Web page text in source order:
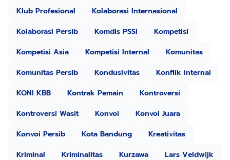
Klub Profesional
Kolaborasi Internasional
Kolaborasi Persib
Komdis PSSI
Kompetisi
Kompetisi Asia
Kompetisi Internal
Komunitas
Komunitas Persib
Kondusivitas
Konflik Internal
KONI KBB
Kontrak Pemain
Kontroversi
Kontroversi Wasit
Konvoi
Konvoi Juara
Konvoi Persib
Kota Bandung
Kreativitas
Kriminal
Kriminalitas Kurzawa
Lars Veldwijk